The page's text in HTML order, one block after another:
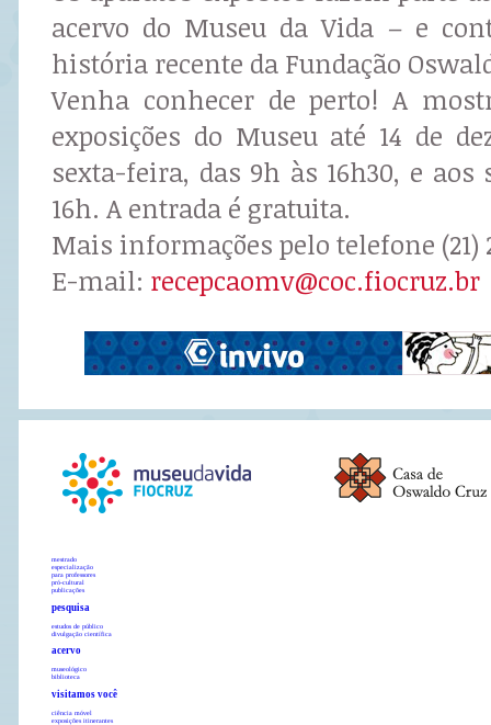
acervo do Museu da Vida – e
história recente da Fundação
Venha conhecer de perto! A
exposições do Museu até 14 de
sexta-feira, das 9h às 16h30, e aos
16h. A entrada é gratuita.
Mais informações pelo telefone (21)
E-mail: recepcaomv@coc.fiocruz.br
mestrado
especialização
para professores
pró-cultural
publicações
pesquisa
estudos de público
divulgação científica
acervo
museológico
biblioteca
visitamos você
ciência móvel
exposições itinerantes